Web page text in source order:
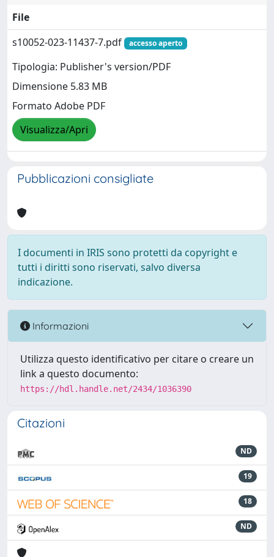
File
s10052-023-11437-7.pdf
accesso aperto
Tipologia: Publisher's version/PDF
Dimensione 5.83 MB
Formato Adobe PDF
Visualizza/Apri
Pubblicazioni consigliate
I documenti in IRIS sono protetti da copyright e
tutti i diritti sono riservati, salvo diversa
indicazione.
Informazioni
Utilizza questo identificativo per citare o creare un
link a questo documento:
https://hdl.handle.net/2434/1036390
Citazioni
ND
19
18
ND